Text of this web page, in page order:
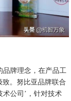
品牌理念，在产品工
。努比亚品牌联合
术公司’，针对技术